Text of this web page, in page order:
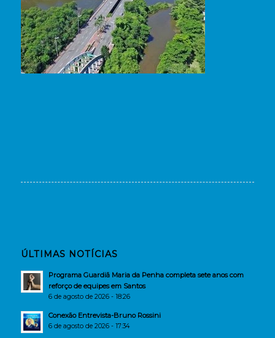
ÚLTIMAS NOTÍCIAS
Programa Guardiã Maria da Penha completa sete anos com
reforço de equipes em Santos
6 de agosto de 2026 - 18:26
Conexão Entrevista-Bruno Rossini
6 de agosto de 2026 - 17:34